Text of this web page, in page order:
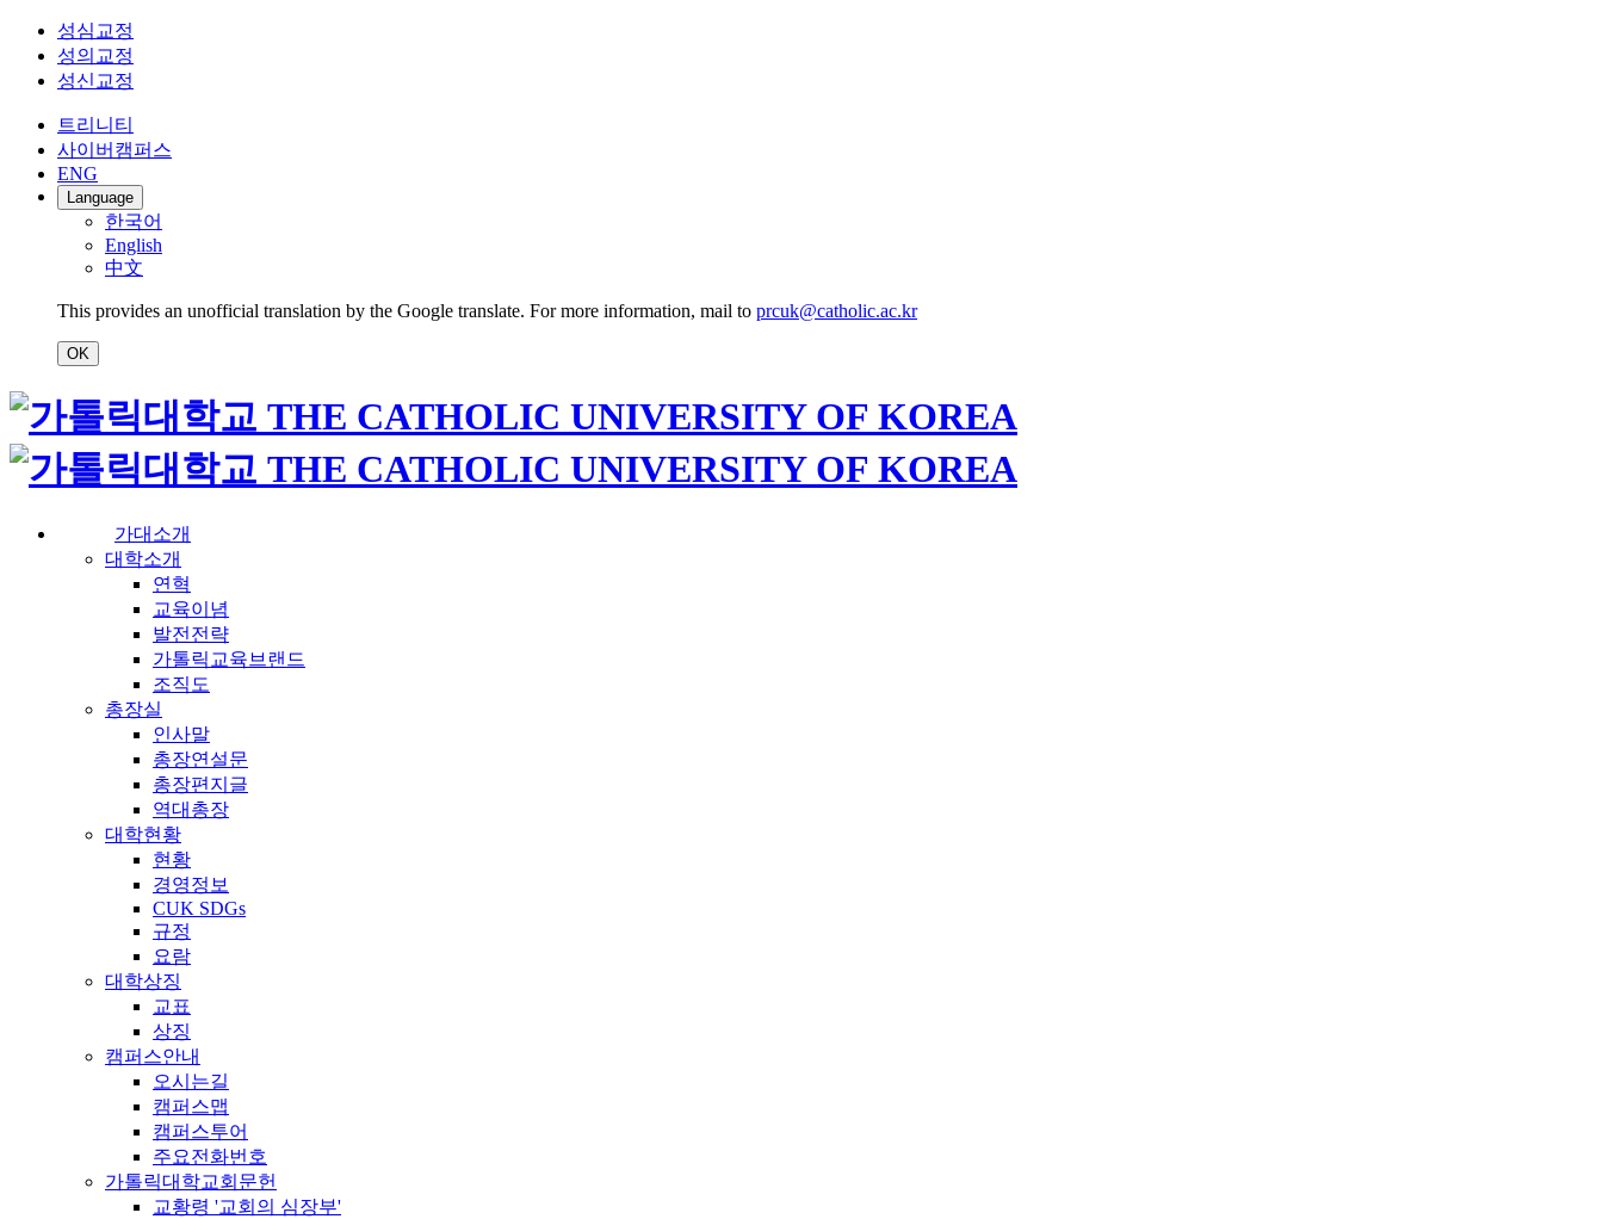
성심교정
성의교정
성신교정
트리니티
사이버캠퍼스
ENG
Language
한국어
English
中文
This provides an unofficial translation by the Google translate. For more information, mail to prcuk@catholic.ac.kr
OK
가대소개
대학소개
연혁
교육이념
발전전략
가톨릭교육브랜드
조직도
총장실
인사말
총장연설문
총장편지글
역대총장
대학현황
현황
경영정보
CUK SDGs
규정
요람
대학상징
교표
상징
캠퍼스안내
오시는길
캠퍼스맵
캠퍼스투어
주요전화번호
가톨릭대학교회문헌
교황령 '교회의 심장부'